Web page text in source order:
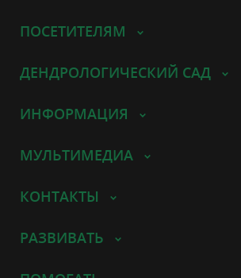
ПОСЕТИТЕЛЯМ
ДЕНДРОЛОГИЧЕСКИЙ САД
ИНФОРМАЦИЯ
МУЛЬТИМЕДИА
КОНТАКТЫ
РАЗВИВАТЬ